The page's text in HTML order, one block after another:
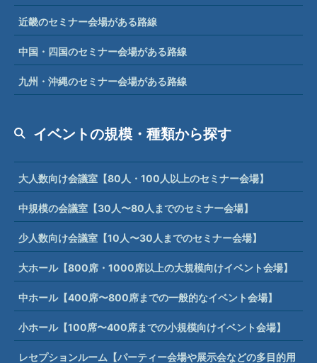
近畿のセミナー会場がある路線
中国・四国のセミナー会場がある路線
九州・沖縄のセミナー会場がある路線
イベントの規模・種類から探す
大人数向け会議室【80人・100人以上のセミナー会場】
中規模の会議室【30人〜80人までのセミナー会場】
少人数向け会議室【10人〜30人までのセミナー会場】
大ホール【800席・1000席以上の大規模向けイベント会場】
中ホール【400席〜800席までの一般的なイベント会場】
小ホール【100席〜400席までの小規模向けイベント会場】
レセプションルーム【パーティー会場や展示会などの多目的用